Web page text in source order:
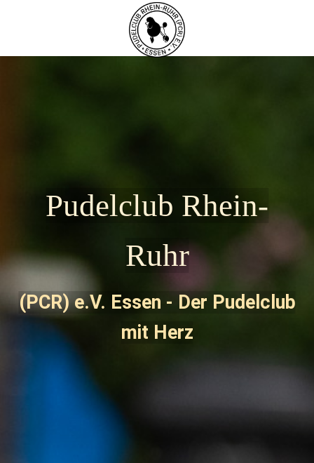
Pudelclub Rhein-
Ruhr
(PCR) e.V. Essen - Der Pudelclub
mit Herz